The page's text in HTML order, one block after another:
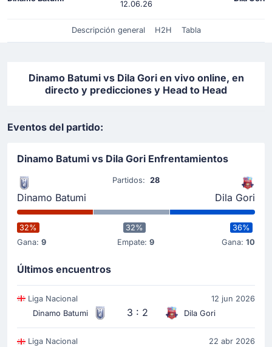
12.06.26
Descripción general H2H Tabla
Dinamo Batumi vs Dila Gori en vivo online, en
directo y predicciones y Head to Head
Eventos del partido:
Dinamo Batumi vs Dila Gori Enfrentamientos
Dinamo Batumi
Partidos: 28
Dila Gori
32%
Gana: 9
32%
Empate:9
36%
Gana: 10
Últimos encuentros
Liga Nacional
12 jun 2026
Dinamo Batumi
3 : 2 Dila Gori
Liga Nacional
22 abr 2026